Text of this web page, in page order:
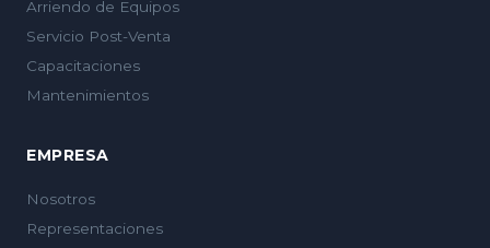
Arriendo de Equipos
Servicio Post-Venta
Capacitaciones
Mantenimientos
EMPRESA
Nosotros
Representaciones